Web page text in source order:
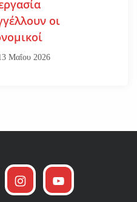
οι
Μαΐου 2026